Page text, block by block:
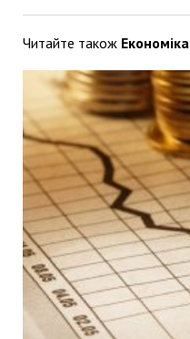
Читайте також Економіка